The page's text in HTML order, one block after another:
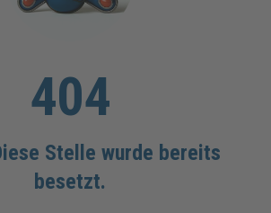
404
Stelle wurde bereits
besetzt.